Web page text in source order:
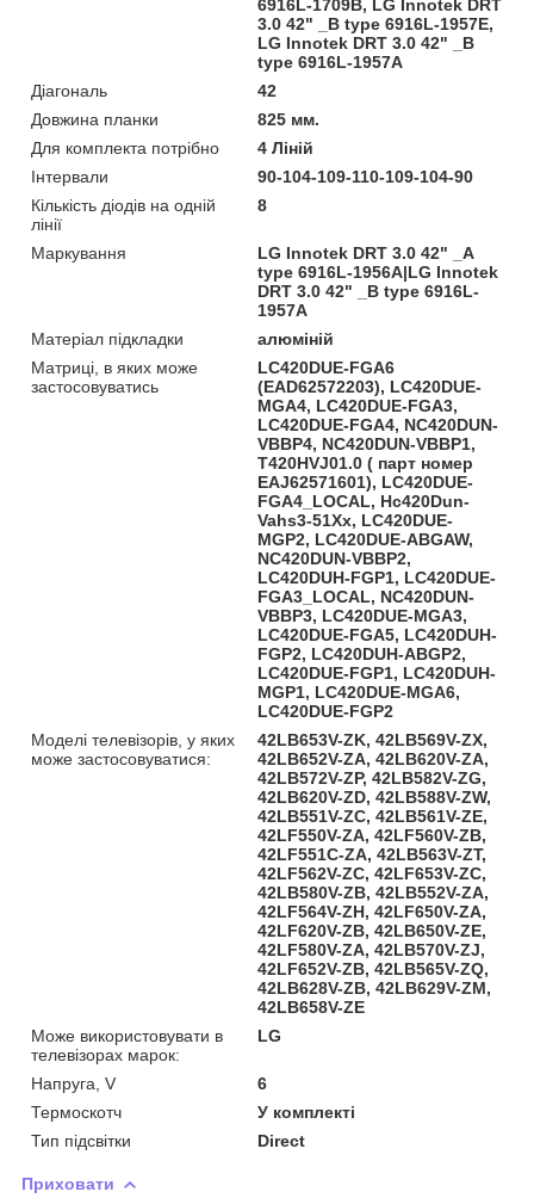
6916L-1709B, LG Innotek DRT
3.0 42" _B type 6916L-1957E,
LG Innotek DRT 3.0 42" _B
type 6916L-1957A
Діагональ
42
Довжина планки
825 мм.
Для комплекта потрібно
4 Ліній
Інтервали
90-104-109-110-109-104-90
Кількість діодів на одній
лінії
8
Маркування
LG Innotek DRT 3.0 42" _A
type 6916L-1956A|LG Innotek
DRT 3.0 42" _B type 6916L-
1957A
Матеріал підкладки
алюміній
Матриці, в яких може
застосовуватись
LC420DUE-FGA6
(EAD62572203), LC420DUE-
MGA4, LC420DUE-FGA3,
LC420DUE-FGA4, NC420DUN-
VBBP4, NC420DUN-VBBP1,
T420HVJ01.0 ( парт номер
EAJ62571601), LC420DUE-
FGA4_LOCAL, Hc420Dun-
Vahs3-51Xx, LC420DUE-
MGP2, LC420DUE-ABGAW,
NC420DUN-VBBP2,
LC420DUH-FGP1, LC420DUE-
FGA3_LOCAL, NC420DUN-
VBBP3, LC420DUE-MGA3,
LC420DUE-FGA5, LC420DUH-
FGP2, LC420DUH-ABGP2,
LC420DUE-FGP1, LC420DUH-
MGP1, LC420DUE-MGA6,
LC420DUE-FGP2
Моделі телевізорів, у яких
може застосовуватися:
42LB653V-ZK, 42LB569V-ZX,
42LB652V-ZA, 42LB620V-ZA,
42LB572V-ZP, 42LB582V-ZG,
42LB620V-ZD, 42LB588V-ZW,
42LB551V-ZC, 42LB561V-ZE,
42LF550V-ZA, 42LF560V-ZB,
42LF551C-ZA, 42LB563V-ZT,
42LF562V-ZC, 42LF653V-ZC,
42LB580V-ZB, 42LB552V-ZA,
42LF564V-ZH, 42LF650V-ZA,
42LF620V-ZB, 42LB650V-ZE,
42LF580V-ZA, 42LB570V-ZJ,
42LF652V-ZB, 42LB565V-ZQ,
42LB628V-ZB, 42LB629V-ZM,
42LB658V-ZE
Може використовувати в
телевізорах марок:
LG
Напруга, V
6
Термоскотч
У комплекті
Тип підсвітки
Direct
Приховати